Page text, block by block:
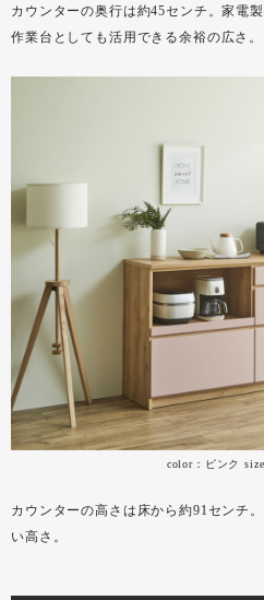
カウンターの奥行は約45センチ。家電
作業台としても活用できる余裕の広さ。
color：ピンク
カウンターの高さは床から約91センチ
い高さ。